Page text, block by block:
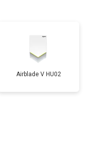
Airblade V HU02